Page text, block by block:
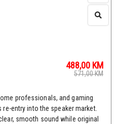
488,00 KM
571,00KM
professionals, and gaming
re-entry into the speaker market.
smooth sound while original